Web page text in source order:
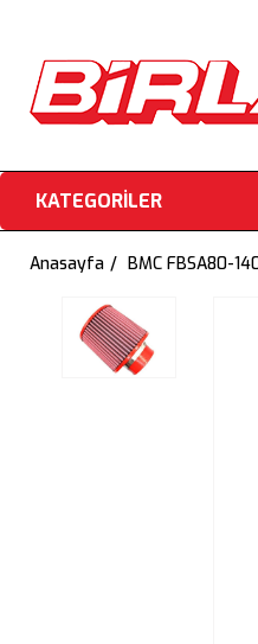
KATEGORİLER
Anasayfa BMC FBSA80-